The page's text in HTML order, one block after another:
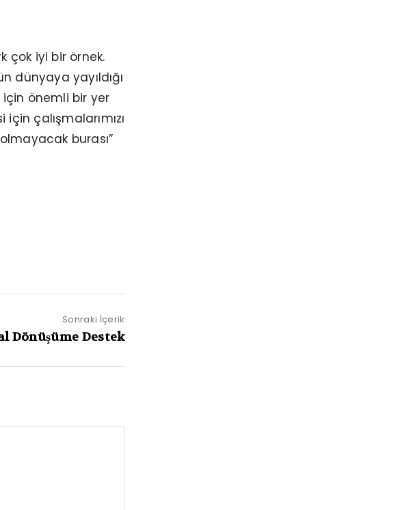
çok iyi bir örnek.
dünyaya yayıldığı
için önemli bir yer
çalışmalarımızı
burası”
Sonraki İçerik
Dönüşüme Destek